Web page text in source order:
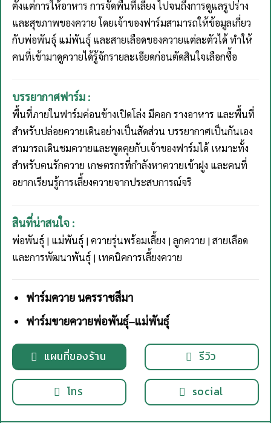
ตั้งแต่การให้อาหาร การจัดพื้นที่เลี้ยง ไปจนถึงการดูแลรูปร่าง
และสุขภาพของควาย โดยเจ้าของฟาร์มสามารถให้ข้อมูลเกี่ยว
กับพ่อพันธุ์ แม่พันธุ์ และสายเลือดของควายแต่ละตัวได้ ทำให้
คนที่เข้ามาดูควายได้รู้จักรายละเอียดก่อนตัดสินใจเลือกซื้อ
บรรยากาศฟาร์ม :
พื้นที่ภายในฟาร์มค่อนข้างเปิดโล่ง มีคอก รางอาหาร และพื้นที่
สำหรับปล่อยควายเดินอย่างเป็นสัดส่วน บรรยากาศเป็นกันเอง
สามารถเดินชมควายและพูดคุยกับเจ้าของฟาร์มได้ เหมาะทั้ง
สำหรับคนรักควาย เกษตรกรที่กำลังหาควายเข้าฝูง และคนที่
อยากเรียนรู้การเลี้ยงควายจากประสบการณ์จริ
สินที่น่าสนใจ :
พ่อพันธุ์ | แม่พันธุ์ | ควายรุ่นพร้อมเลี้ยง | ลูกควาย | สายเลือด
และการพัฒนาพันธุ์ | เทคนิคการเลี้ยงควาย
ฟาร์มควาย นครราชสีมา
ฟาร์มขายควายพ่อพันธุ์–แม่พันธุ์
แผนที่ของร้าน รีวิว
โทร social